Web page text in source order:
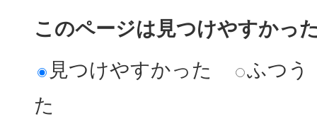
このページは見つけやすかっ
見つけやすかった
ふつう
た